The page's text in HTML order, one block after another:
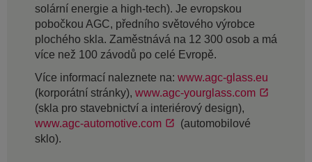
solární energie a high-tech). Je evropskou
pobočkou AGC, předního světového výrobce
plochého skla. Zaměstnává na 12 300 osob a má
více než 100 závodů po celé Evropě.
Více informací naleznete na: www.agc-glass.eu
(korporátní stránky), www.agc-yourglass.com
(skla pro stavebnictví a interiérový design),
www.agc-automotive.com
(automobilové
sklo).